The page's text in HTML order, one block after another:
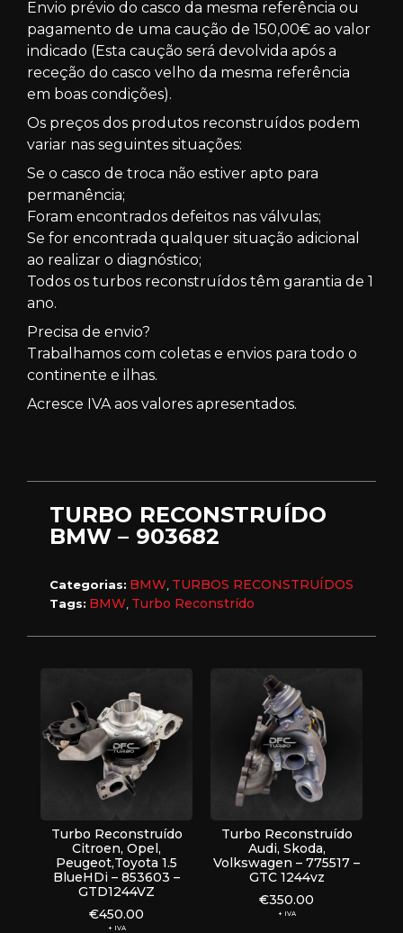
Envio prévio do casco da mesma referência ou
pagamento de uma caução de 150,00€ ao valor
indicado (Esta caução será devolvida após a
receção do casco velho da mesma referência
em boas condições).
Os preços dos produtos reconstruídos podem
variar nas seguintes situações:
Se o casco de troca não estiver apto para
permanência;
Foram encontrados defeitos nas válvulas;
Se for encontrada qualquer situação adicional
ao realizar o diagnóstico;
Todos os turbos reconstruídos têm garantia de 1
ano.
Precisa de envio?
Trabalhamos com coletas e envios para todo o
continente e ilhas.
Acresce IVA aos valores apresentados.
TURBO RECONSTRUÍDO
BMW – 903682
Categorias: BMW TURBOS RECONSTRUÍDOS
Tags: BMW Turbo Reconstrído
Turbo Reconstruído
Citroen, Opel,
Peugeot,Toyota 1.5
BlueHDi – 853603 –
GTD1244VZ
€450.00
+ IVA
Turbo Reconstruído
Audi, Skoda,
Volkswagen – 775517 –
GTC 1244vz
€350.00
+ IVA